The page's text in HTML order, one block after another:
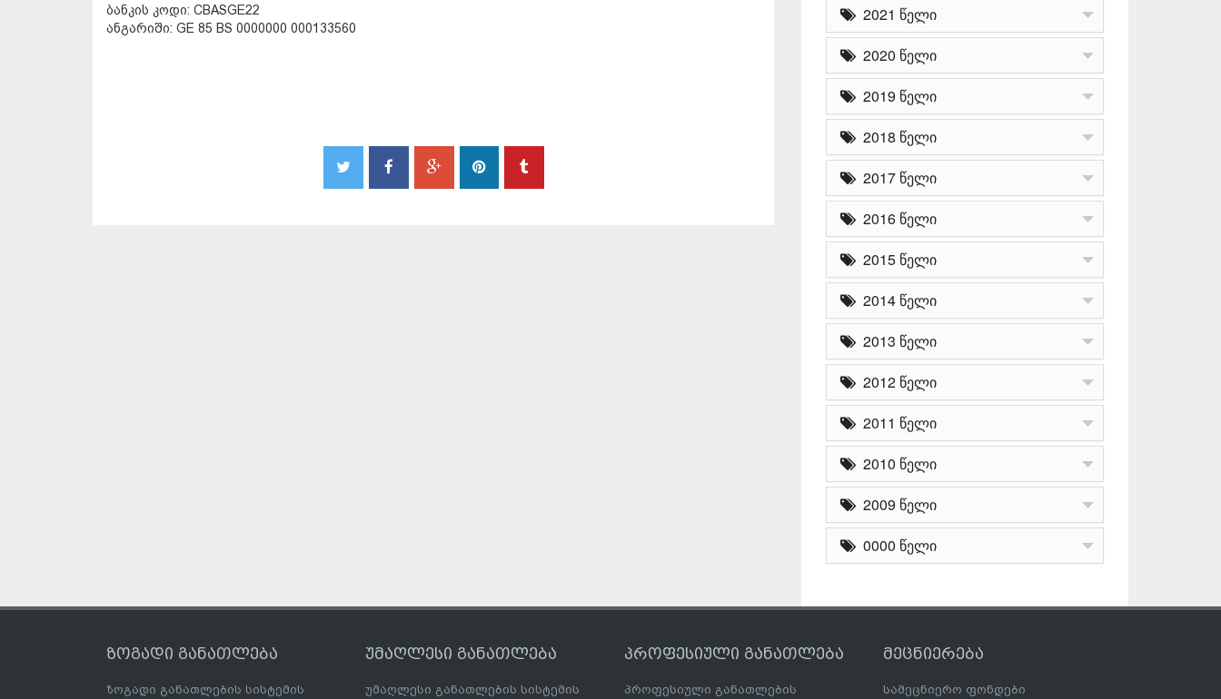
ბანკის კოდი: CBASGE22
ანგარიში: GE 85 BS 0000000 000133560
2021 წელი
2020 წელი
2019 წელი
2018 წელი
2017 წელი
2016 წელი
2015 წელი
2014 წელი
2013 წელი
2012 წელი
2011 წელი
2010 წელი
2009 წელი
0000 წელი
ზოგადი განათლება
ზოგადი განათლების სისტემის
უმაღლესი განათლება
უმაღლესი განათლების სისტემის
პროფესიული განათლება
პროფესიული განათლების
მეცნიერება
სამეცნიერო ფონდები